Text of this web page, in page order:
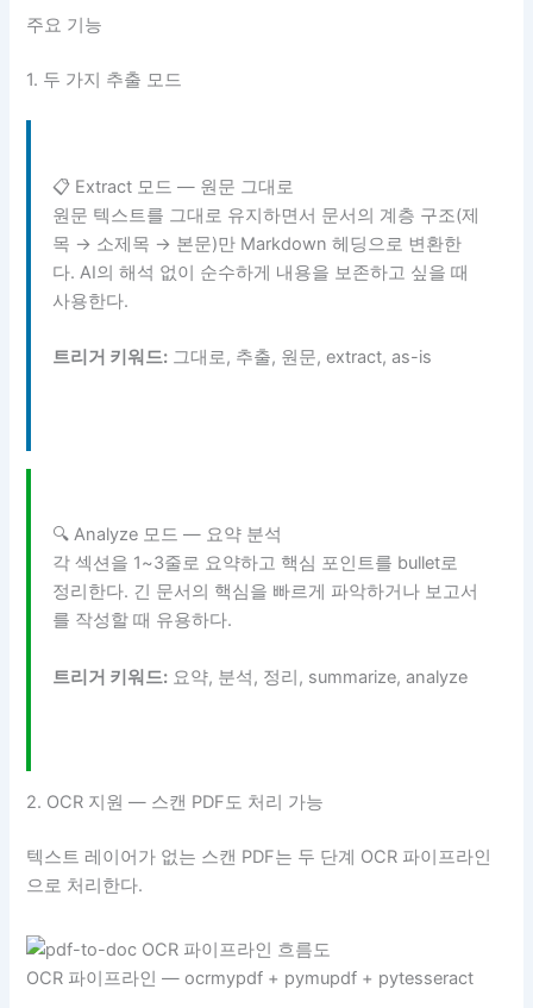
주요 기능
1. 두 가지 추출 모드
📋 Extract 모드 — 원문 그대로
원문 텍스트를 그대로 유지하면서 문서의 계층 구조(제
목 → 소제목 → 본문)만 Markdown 헤딩으로 변환한
다. AI의 해석 없이 순수하게 내용을 보존하고 싶을 때
사용한다.
트리거 키워드:그대로, 추출, 원문, extract, as-is
🔍 Analyze 모드 — 요약 분석
각 섹션을 1~3줄로 요약하고 핵심 포인트를 bullet로
정리한다. 긴 문서의 핵심을 빠르게 파악하거나 보고서
를 작성할 때 유용하다.
트리거 키워드:요약, 분석, 정리, summarize, analyze
2. OCR 지원 — 스캔 PDF도 처리 가능
텍스트 레이어가 없는 스캔 PDF는 두 단계 OCR 파이프라인
으로 처리한다.
OCR 파이프라인 — ocrmypdf + pymupdf + pytesseract